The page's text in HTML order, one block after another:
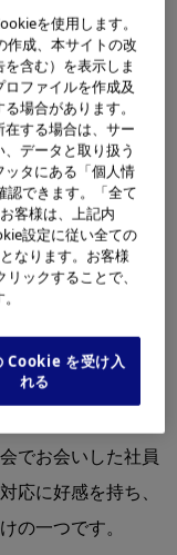
という気持ちがあ
献できる医療機器
を感じたからで
足が深刻になって
療機器メーカーの
襲医療や早期発見
発しており、社会
ェアを誇ってきた
でお会いした社員
応に好感を持ち、
の一つです。
を使用します。
作成、本サイトの改
含む）を表示しま
ファイルを作成及
場合があります。
する場合は、サー
データと取り扱う
タにある「個人情
認できます。「全て
客様は、上記内
設定に従い全ての
なります。お客様
ックすることで、
Cookie を受け入
れる